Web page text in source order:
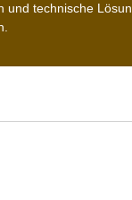
technische